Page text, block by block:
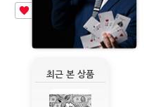
최근 본 상품